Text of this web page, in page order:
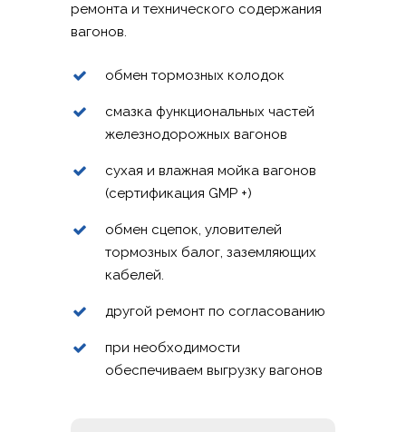
ремонта и технического содержания
вагонов.
обмен тормозных колодок
смазка функциональных частей
железнодорожных вагонов
сухая и влажная мойка вагонов
(сертификация GMP +)
обмен сцепок, уловителей
тормозных балог, заземляющих
кабелей.
другой ремонт по согласованию
при необходимости
обеспечиваем выгрузку вагонов